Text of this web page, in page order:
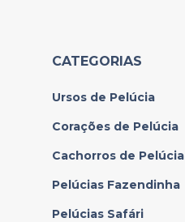
CATEGORIAS
Ursos de Pelúcia
Corações de Pelúcia
Cachorros de Pelúcia
Pelúcias Fazendinha
Pelúcias Safári